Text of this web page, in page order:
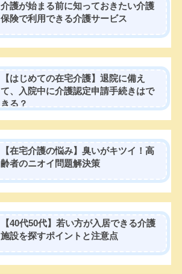
介護が始まる前に知っておきたい介護
保険で利用できる介護サービス
【はじめての在宅介護】退院に備え
て、入院中に介護認定申請手続きはで
きる？
【在宅介護の悩み】臭いがキツイ！高
齢者のニオイ問題解決策
【40代50代】若い方が入居できる介護
施設を探すポイントと注意点